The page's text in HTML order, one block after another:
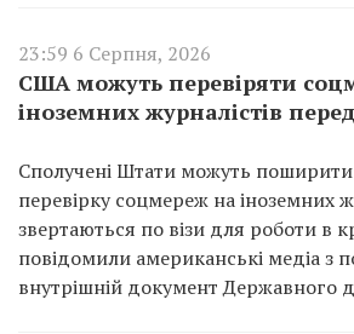
23:59 6 Серпня, 2026
США можуть перевіряти
іноземних журналістів
Сполучені Штати можуть поширити
перевірку соцмереж на іноземних
звертаються по візи для роботи в
повідомили американські медіа з
внутрішній документ Державного